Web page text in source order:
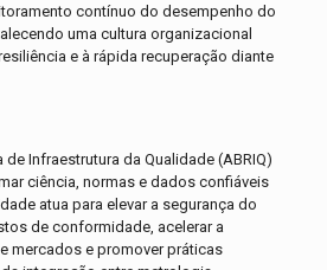
contínuo do desempenho do
uma cultura organizacional
e à rápida recuperação diante
Infraestrutura da Qualidade (ABRIQ)
ciência, normas e dados confiáveis
atua para elevar a segurança do
de conformidade, acelerar a
mercados e promover práticas